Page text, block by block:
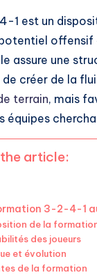
1 est un
offensif
assure une
créer de la
terrain, mais
équipes
article:
3-2-4-1
de la
des joueurs
et évolution
de la formation